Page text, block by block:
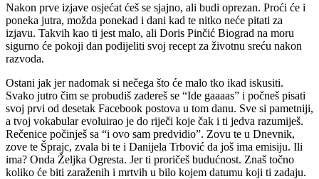
Nakon prve izjave osjećat ćeš se sjajno, ali budi oprezan. Proći će i
poneka jutra, možda ponekad i dani kad te nitko neće pitati za
izjavu. Takvih kao ti jest malo, ali Doris Pinčić Biograd na moru
sigurno će pokoji dan podijeliti svoj recept za životnu sreću nakon
razvoda.
Ostani jak jer nadomak si nečega što će malo tko ikad iskusiti.
Svako jutro čim se probudiš zadereš se “Ide gaaaas” i počneš pisati
svoj prvi od desetak Facebook postova u tom danu. Sve si pametniji,
a tvoj vokabular evoluirao je do riječi koje čak i ti jedva razumiješ.
Rečenice počinješ sa “i ovo sam predvidio”. Zovu te u Dnevnik,
zove te Šprajc, zvala bi te i Danijela Trbović da još ima emisiju. Ili
ima? Onda Željka Ogresta. Jer ti proričeš budućnost. Znaš točno
koliko će biti zaraženih i mrtvih u bilo kojem datumu koji ti zadaju.